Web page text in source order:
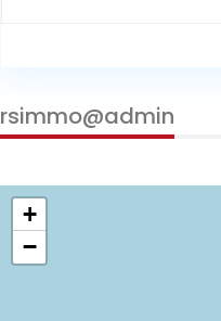
rsimmo@admin
+
−